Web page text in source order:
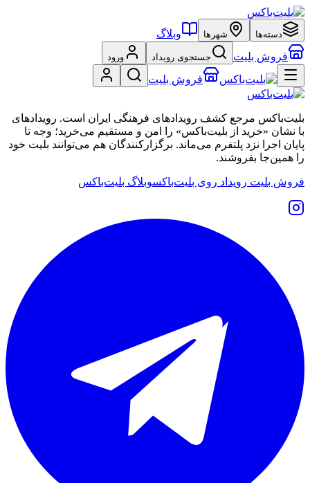
دسته‌ها شهرها
وبلاگ
فروش بلیت
جستجوی رویداد ورود
فروش بلیت
بلیت‌باکس مرجع کشف رویدادهای فرهنگی ایران است. رویدادهای
با نشان «خرید از بلیت‌باکس» را امن و مستقیم می‌خرید؛ وجه تا
پایان اجرا نزد پلتفرم می‌ماند. برگزارکنندگان هم می‌توانند بلیت خود
را همین‌جا بفروشند.
فروش بلیت رویداد روی بلیت‌باکسوبلاگ بلیت‌باکس